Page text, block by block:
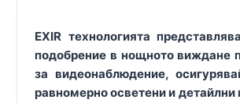
EXIR технологията
подобрение в нощното виждане
за видеонаблюдение,
равномерно осветени и